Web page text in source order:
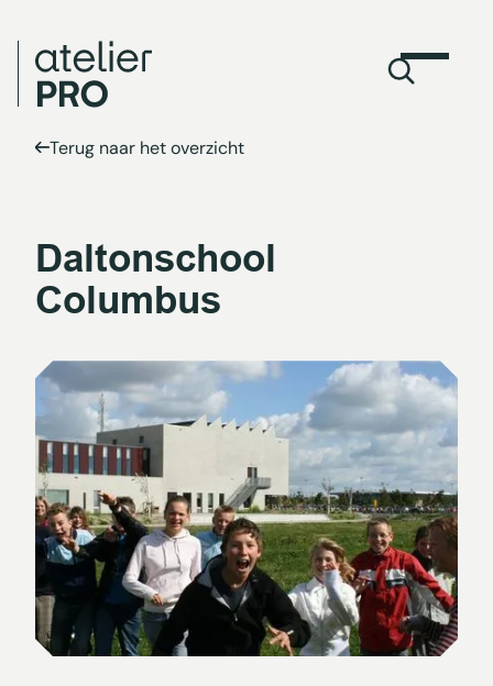
Terug naar het overzicht
Daltonschool
Columbus